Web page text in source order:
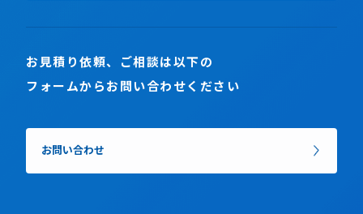
お見積り依頼、ご相談は以下の
フォームからお問い合わせください
お問い合わせ